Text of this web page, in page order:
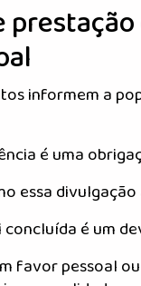
informem a
é uma
essa
é um
favor pessoal